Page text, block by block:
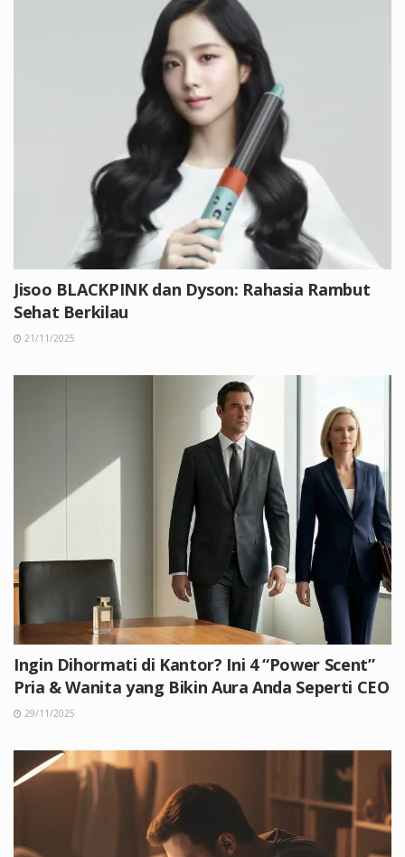
Jisoo BLACKPINK dan Dyson: Rahasia Rambut
Sehat Berkilau
21/11/2025
Ingin Dihormati di Kantor? Ini 4 “Power Scent”
Pria & Wanita yang Bikin Aura Anda Seperti CEO
29/11/2025